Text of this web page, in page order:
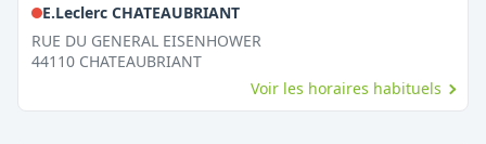
E.Leclerc CHATEAUBRIANT,
RUE DU GENERAL EISENHOWER
44110 CHATEAUBRIANT
Voir les horaires habituels